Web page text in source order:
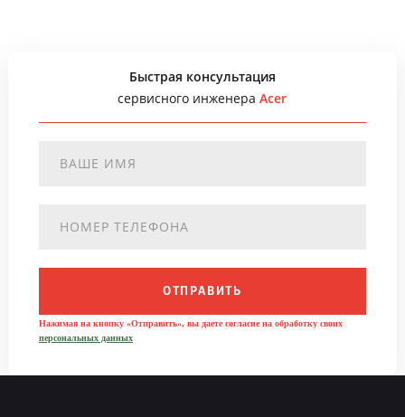
Быстрая консультация
сервисного инженераAcer
ОТПРАВИТЬ
Нажимая на кнопку «Отправить», вы даете согласие на обработку своих
персональных данных